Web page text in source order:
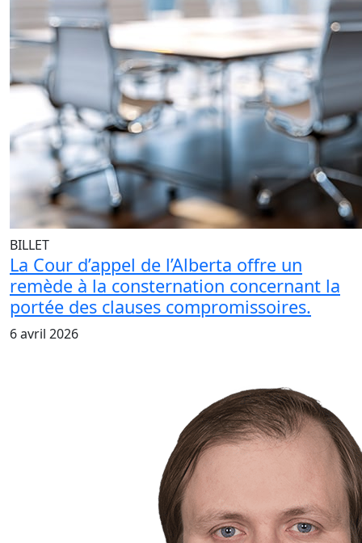
BILLET
La Cour d’appel de l’Alberta offre un
remède à la consternation concernant la
portée des clauses compromissoires.
6 avril 2026